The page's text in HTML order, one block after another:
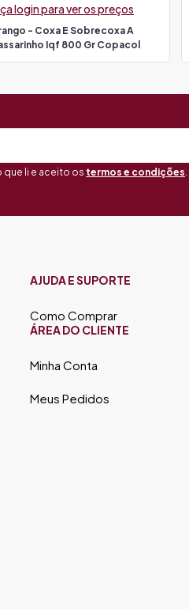
- Coxa E Sobrecoxa A
Iqf 800 Gr Copacol
login para ver os preços
que li e aceito os termos e condições.
AJUDA E SUPORTE
Como Comprar
ÁREA DO CLIENTE
Minha Conta
Meus Pedidos